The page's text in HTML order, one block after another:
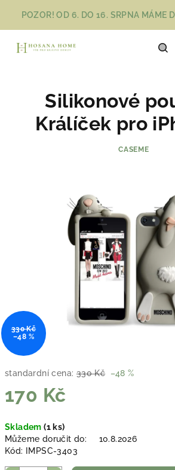
obsah
POZOR! OD 6. DO 16. SRPNA MÁME
standardní cena: 330 Kč –48 %
170 Kč
cena:
Skladem(1 ks)
Můžeme doručit do:
10.8.2026
Kód:
IMPSC-3403
Silikonové
Králíček pro
CASEME
330 Kč
–48 %